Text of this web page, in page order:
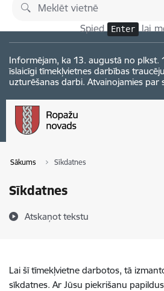
Pāriet uz lapas saturu
Spied Enter lai
Informējam, ka 13. augustā no plkst.
īslaicīgi tīmekļvietnes darbības
uzturēšanas darbi. Atvainojamies par
Sākums Sīkdatnes
Sīkdatnes
Atskaņot tekstu
Lai šī tīmekļvietne darbotos, tā
sīkdatnes. Ar Jūsu piekrišanu